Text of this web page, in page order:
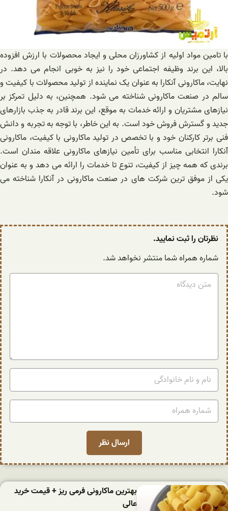
با تامین مواد اولیه از کشاورزان محلی و ایجاد محصولات با ارزش افزوده
بالا، این برند وظیفه اجتماعی خود را نیز به خوبی انجام می دهد. در
نهایت، ماکارونی آنکارا به عنوان یک نماینده از تولید محصولات با کیفیت و
سالم در صنعت ماکارونی شناخته می شود. همچنین، به دلیل تمرکز بر
نیازهای مشتریان و ارائه خدمات به موقع، این برند قادر به جذب بازارهای
جدید و گسترش فروش خود است. به این خاطر، با توجه به تجربه و دانش
فنی برتر کارکنان خود و با تخصص در تولید ماکارونی با کیفیت، ماکارونی
آنکارا انتخابی مناسب برای تأمین نیازهای ماکارونی علاقه مندان است.
برندی که همه چیز از کیفیت، تنوع تا خدمات را ارائه می دهد و به عنوان
یکی از موفق ترین شرکت های در صنعت ماکارونی در آنکارا شناخته می
شود.
نظرتان را ثبت نمایید.
شماره همراه شما منتشر نخواهد شد.
بهترین ماکارونی فرمی ریز + قیمت خرید
عالی